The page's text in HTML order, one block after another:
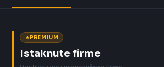
PREMIUM
Istaknute firme